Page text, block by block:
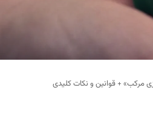
مرکب» + قوانین و نکات کلیدی